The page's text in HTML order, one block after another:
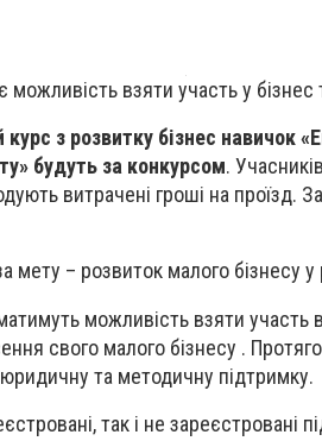
взяти участь у бізнес
з розвитку бізнес навичок
будуть за конкурсом.
витрачені гроші на проїзд.
мету – розвиток малого бізнесу у
можливість взяти участь
свого малого бізнесу .
та методичну підтримку.
так і не зареєстровані